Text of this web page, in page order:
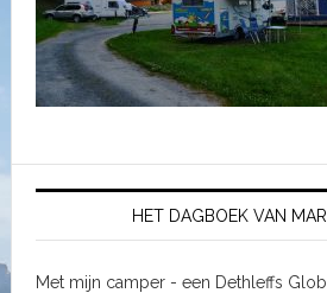
HET DAGBOEK VAN
Met mijn camper - een Dethleffs